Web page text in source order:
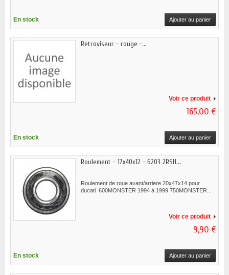
En stock Ajouter au panier
Retroviseur - rouge -...
Voir ce produit
165,00 €
En stock Ajouter au panier
Roulement - 17x40x12 - 6203 2RSH...
Roulement de roue avant/arriere 20x47x14 pour
ducati 600MONSTER 1994 à 1999 750MONSTER...
Voir ce produit
9,90 €
En stock Ajouter au panier